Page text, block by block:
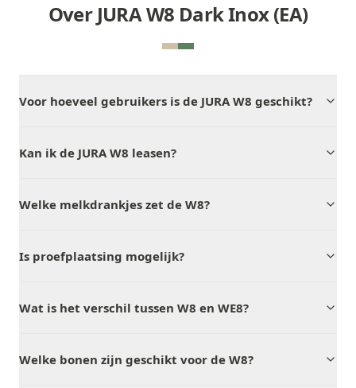
Over JURA W8 Dark Inox (EA)
Voor hoeveel gebruikers is de JURA W8 geschikt?
Kan ik de JURA W8 leasen?
Welke melkdrankjes zet de W8?
Is proefplaatsing mogelijk?
Wat is het verschil tussen W8 en WE8?
Welke bonen zijn geschikt voor de W8?